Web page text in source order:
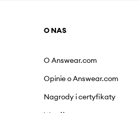
O NAS
O Answear.com
Opinie o Answear.com
Nagrody i certyfikaty